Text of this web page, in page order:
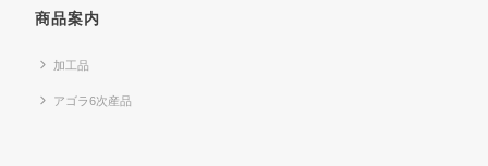
商品案内
加工品
アゴラ6次産品